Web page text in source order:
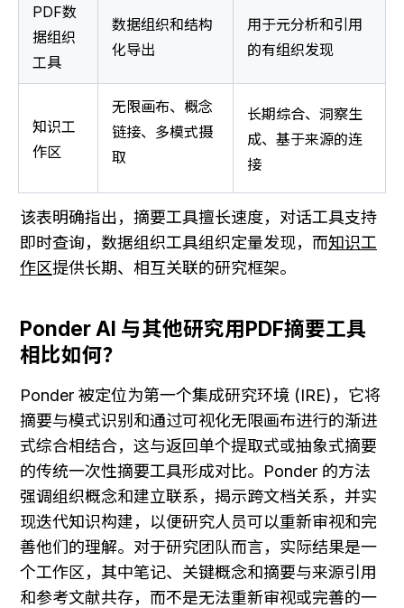
PDF数
据组织
工具
数据组织和结构
化导出
用于元分析和引用
的有组织发现
知识工
作区
无限画布、概念
链接、多模式摄
取
长期综合、洞察生
成、基于来源的连
接
该表明确指出，摘要工具擅长速度，对话工具支持
即时查询，数据组织工具组织定量发现，而知识工
作区提供长期、相互关联的研究框架。
Ponder AI 与其他研究用PDF摘要工具
相比如何？
Ponder 被定位为第一个集成研究环境 (IRE)，它将
摘要与模式识别和通过可视化无限画布进行的渐进
式综合相结合，这与返回单个提取式或抽象式摘要
的传统一次性摘要工具形成对比。Ponder 的方法
强调组织概念和建立联系，揭示跨文档关系，并实
现迭代知识构建，以便研究人员可以重新审视和完
善他们的理解。对于研究团队而言，实际结果是一
个工作区，其中笔记、关键概念和摘要与来源引用
和参考文献共存，而不是无法重新审视或完善的一